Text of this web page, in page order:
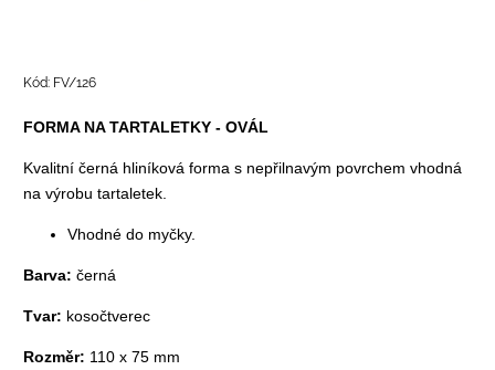
Kód: FV/126
FORMA NA TARTALETKY - OVÁL
Kvalitní černá hliníková forma s nepřilnavým povrchem vhodná
na výrobu tartaletek.
Vhodné do myčky.
Barva: černá
Tvar: kosočtverec
Rozměr: 110 x 75 mm